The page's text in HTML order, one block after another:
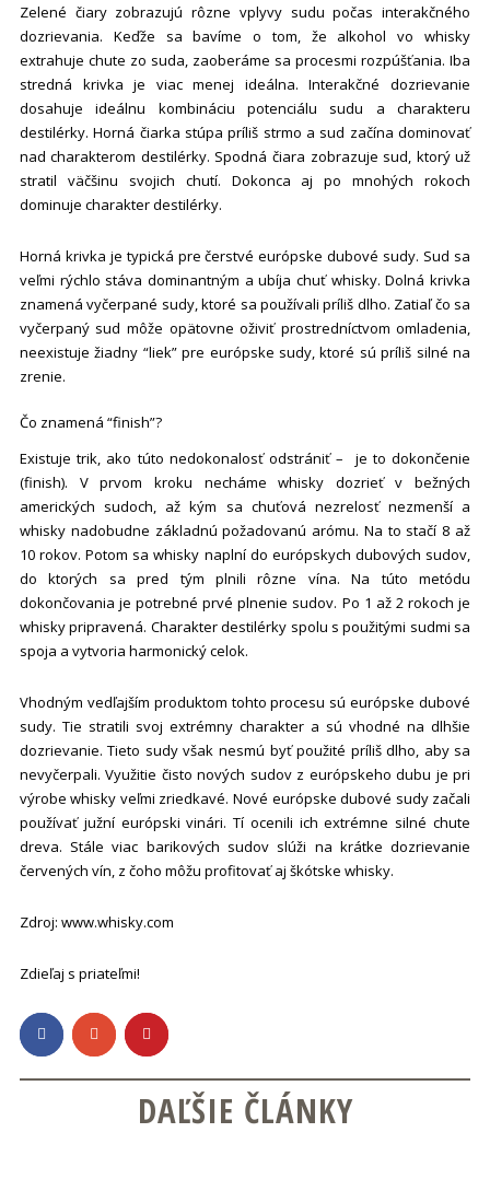
Zelené čiary zobrazujú rôzne vplyvy sudu počas interakčného
dozrievania. Keďže sa bavíme o tom, že alkohol vo whisky
extrahuje chute zo suda, zaoberáme sa procesmi rozpúšťania. Iba
stredná krivka je viac menej ideálna. Interakčné dozrievanie
dosahuje ideálnu kombináciu potenciálu sudu a charakteru
destilérky. Horná čiarka stúpa príliš strmo a sud začína dominovať
nad charakterom destilérky. Spodná čiara zobrazuje sud, ktorý už
stratil väčšinu svojich chutí. Dokonca aj po mnohých rokoch
dominuje charakter destilérky.
Horná krivka je typická pre čerstvé európske dubové sudy. Sud sa
veľmi rýchlo stáva dominantným a ubíja chuť whisky. Dolná krivka
znamená vyčerpané sudy, ktoré sa používali príliš dlho. Zatiaľ čo sa
vyčerpaný sud môže opätovne oživiť prostredníctvom omladenia,
neexistuje žiadny “liek” pre európske sudy, ktoré sú príliš silné na
zrenie.
Čo znamená “finish”?
Existuje trik, ako túto nedokonalosť odstrániť – je todokončenie
(finish). V prvom kroku necháme whisky dozrieť v bežných
amerických sudoch, až kým sa chuťová nezrelosť nezmenší a
whisky nadobudne základnú požadovanú arómu. Na to stačí 8 až
10 rokov. Potom sa whisky naplní do európskych dubových sudov,
do ktorých sa pred tým plnili rôzne vína. Na túto metódu
dokončovania je potrebné prvé plnenie sudov. Po 1 až 2 rokoch je
whisky pripravená. Charakter destilérky spolu s použitými sudmi sa
spoja a vytvoria harmonický celok.
Vhodným vedľajším produktom tohto procesu sú európske dubové
sudy. Tie stratili svoj extrémny charakter a sú vhodné na dlhšie
dozrievanie. Tieto sudy však nesmú byť použité príliš dlho, aby sa
nevyčerpali. Využitie čisto nových sudov z európskeho dubu je pri
výrobe whisky veľmi zriedkavé. Nové európske dubové sudy začali
používať južní európski vinári. Tí ocenili ich extrémne silné chute
dreva. Stále viac barikových sudov slúži na krátke dozrievanie
červených vín, z čoho môžu profitovať aj škótske whisky.
Zdroj: www.whisky.com
Zdieľaj s priateľmi!
DAĽŠIE ČLÁNKY
OD SEMIAČKA PO HUMIDOR. PREČÍTAJTE SI, AKÚ